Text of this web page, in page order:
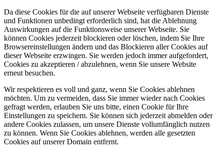
Da diese Cookies für die auf unserer Webseite verfügbaren Dienste
und Funktionen unbedingt erforderlich sind, hat die Ablehnung
Auswirkungen auf die Funktionsweise unserer Webseite. Sie
können Cookies jederzeit blockieren oder löschen, indem Sie Ihre
Browsereinstellungen ändern und das Blockieren aller Cookies auf
dieser Webseite erzwingen. Sie werden jedoch immer aufgefordert,
Cookies zu akzeptieren / abzulehnen, wenn Sie unsere Website
erneut besuchen.
Wir respektieren es voll und ganz, wenn Sie Cookies ablehnen
möchten. Um zu vermeiden, dass Sie immer wieder nach Cookies
gefragt werden, erlauben Sie uns bitte, einen Cookie für Ihre
Einstellungen zu speichern. Sie können sich jederzeit abmelden oder
andere Cookies zulassen, um unsere Dienste vollumfänglich nutzen
zu können. Wenn Sie Cookies ablehnen, werden alle gesetzten
Cookies auf unserer Domain entfernt.